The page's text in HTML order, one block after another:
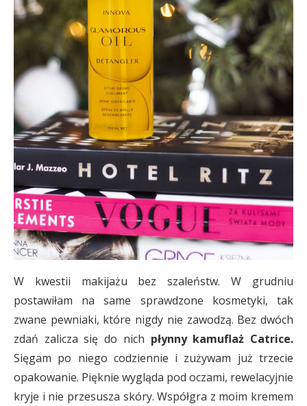
W kwestii makijażu bez szaleństw. W grudniu
postawiłam na same sprawdzone kosmetyki, tak
zwane pewniaki, które nigdy nie zawodzą. Bez dwóch
zdań zalicza się do nich płynny kamuflaż Catrice.
Sięgam po niego codziennie i zużywam już trzecie
opakowanie. Pięknie wygląda pod oczami, rewelacyjnie
kryje i nie przesusza skóry. Współgra z moim kremem